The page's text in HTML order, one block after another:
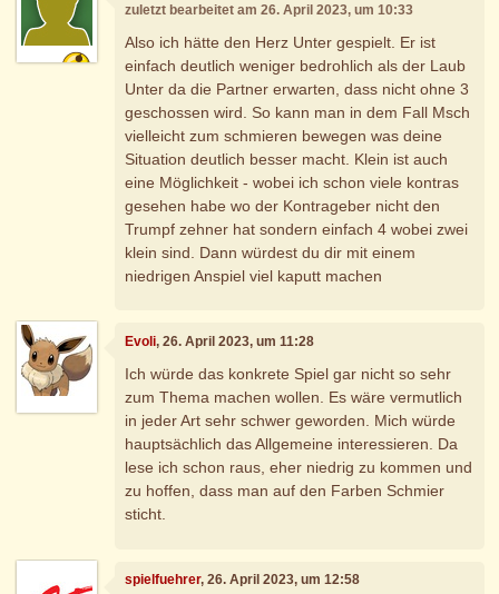
zuletzt bearbeitet am 26. April 2023, um 10:33
Also ich hätte den Herz Unter gespielt. Er ist
einfach deutlich weniger bedrohlich als der Laub
Unter da die Partner erwarten, dass nicht ohne 3
geschossen wird. So kann man in dem Fall Msch
vielleicht zum schmieren bewegen was deine
Situation deutlich besser macht. Klein ist auch
eine Möglichkeit - wobei ich schon viele kontras
gesehen habe wo der Kontrageber nicht den
Trumpf zehner hat sondern einfach 4 wobei zwei
klein sind. Dann würdest du dir mit einem
niedrigen Anspiel viel kaputt machen
Evoli, 26. April 2023, um 11:28
Ich würde das konkrete Spiel gar nicht so sehr
zum Thema machen wollen. Es wäre vermutlich
in jeder Art sehr schwer geworden. Mich würde
hauptsächlich das Allgemeine interessieren. Da
lese ich schon raus, eher niedrig zu kommen und
zu hoffen, dass man auf den Farben Schmier
sticht.
spielfuehrer, 26. April 2023, um 12:58